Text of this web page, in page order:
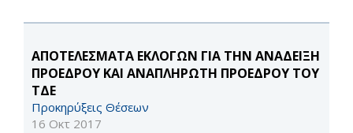
ΑΠΟΤΕΛΕΣΜΑΤΑ ΕΚΛΟΓΩΝ ΓΙΑ ΤΗΝ ΑΝΑΔΕΙΞΗ
ΠΡΟΕΔΡΟΥ ΚΑΙ ΑΝΑΠΛΗΡΩΤΗ ΠΡΟΕΔΡΟΥ ΤΟΥ
ΤΔΕ
Προκηρύξεις Θέσεων
16 Οκτ 2017